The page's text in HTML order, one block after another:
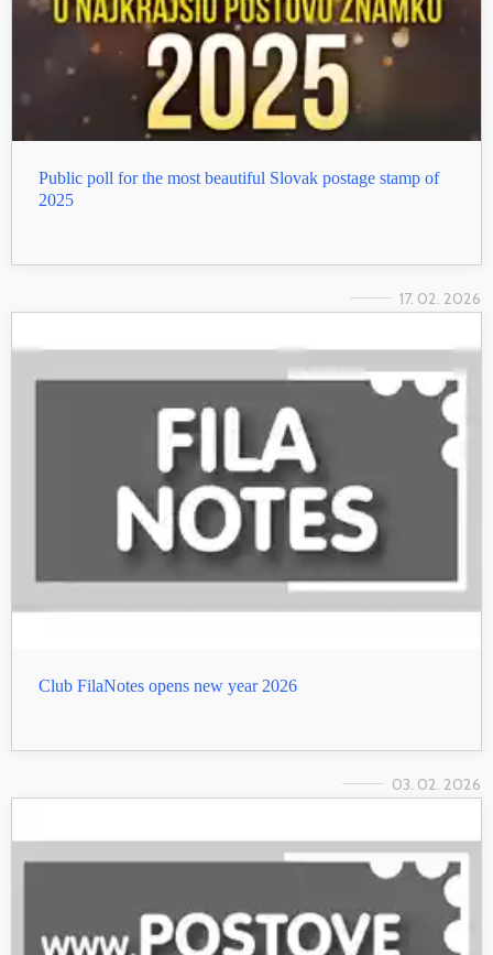
Public poll for the most beautiful Slovak postage stamp of
2025
17. 02. 2026
Club FilaNotes opens new year 2026
03. 02. 2026